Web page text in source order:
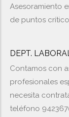
Asesoramiento
de puntos
DEPT.
Contamos con
profesionales
necesita
teléfono